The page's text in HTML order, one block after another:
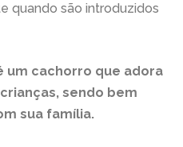
quando são introduzidos
um cachorro que adora
sendo bem
sua família.